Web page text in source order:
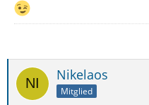
Nikelaos
Mitglied